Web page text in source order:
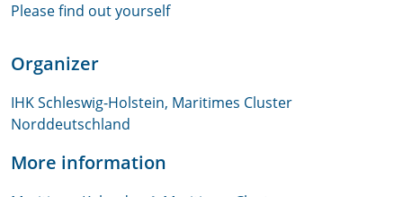
Please find out yourself
Organizer
IHK Schleswig-Holstein, Maritimes Cluster
Norddeutschland
More information